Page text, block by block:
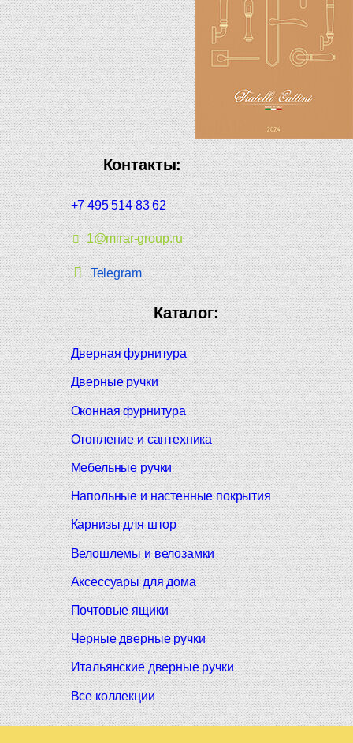
Контакты:
+7 495 514 83 62
1@mirar-group.ru
Telegram
Каталог:
Дверная фурнитура
Дверные ручки
Оконная фурнитура
Отопление и сантехника
Мебельные ручки
Напольные и настенные покрытия
Карнизы для штор
Велошлемы и велозамки
Аксессуары для дома
Почтовые ящики
Черные дверные ручки
Итальянские дверные ручки
Все коллекции